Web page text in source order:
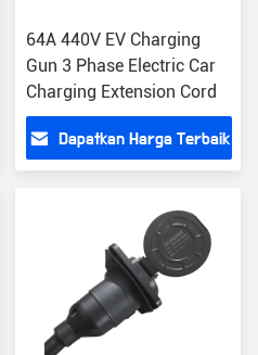
64A 440V EV Charging
Gun 3 Phase Electric Car
Charging Extension Cord
Dapatkan Harga Terbaik